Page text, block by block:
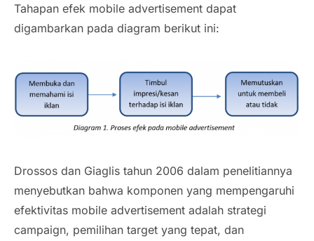
Tahapan efek mobile advertisement dapat
digambarkan pada diagram berikut ini:
Drossos dan Giaglis tahun 2006 dalam penelitiannya
menyebutkan bahwa komponen yang mempengaruhi
efektivitas mobile advertisement adalah strategi
campaign, pemilihan target yang tepat, dan